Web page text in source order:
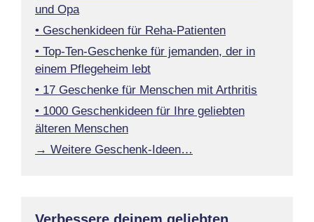
und Opa
• Geschenkideen für Reha-Patienten
• Top-Ten-Geschenke für jemanden, der in
einem Pflegeheim lebt
• 17 Geschenke für Menschen mit Arthritis
• 1000 Geschenkideen für Ihre geliebten
älteren Menschen
→ Weitere Geschenk-Ideen…